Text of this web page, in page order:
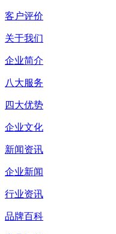
客户评价
关于我们
企业简介
八大服务
四大优势
企业文化
新闻资讯
企业新闻
行业资讯
品牌百科